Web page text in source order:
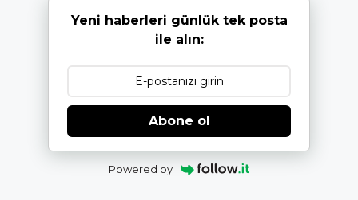
Yeni haberleri günlük tek posta
ile alın:
Abone ol
Powered by